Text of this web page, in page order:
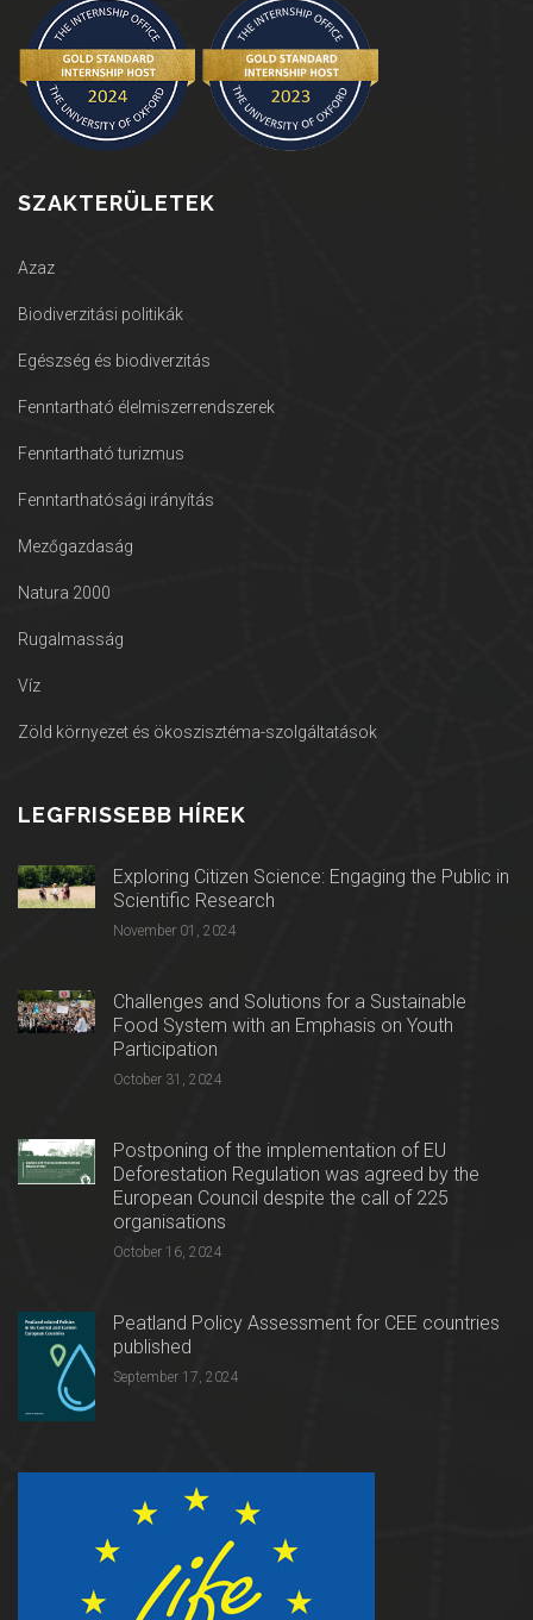
SZAKTERÜLETEK
Azaz
Biodiverzitási politikák
Egészség és biodiverzitás
Fenntartható élelmiszerrendszerek
Fenntartható turizmus
Fenntarthatósági irányítás
Mezőgazdaság
Natura 2000
Rugalmasság
Víz
Zöld környezet és ökoszisztéma-szolgáltatások
LEGFRISSEBB HÍREK
Exploring Citizen Science: Engaging the Public in
Scientific Research
November 01, 2024
Challenges and Solutions for a Sustainable
Food System with an Emphasis on Youth
Participation
October 31, 2024
Postponing of the implementation of EU
Deforestation Regulation was agreed by the
European Council despite the call of 225
organisations
October 16, 2024
Peatland Policy Assessment for CEE countries
published
September 17, 2024